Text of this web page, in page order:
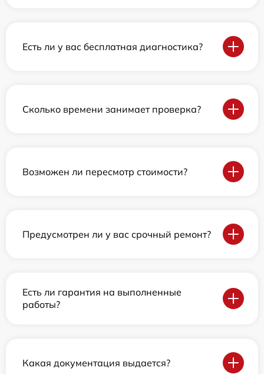
Есть ли у вас бесплатная диагностика?
Сколько времени занимает проверка?
Возможен ли пересмотр стоимости?
Предусмотрен ли у вас срочный ремонт?
Есть ли гарантия на выполненные
работы?
Какая документация выдается?